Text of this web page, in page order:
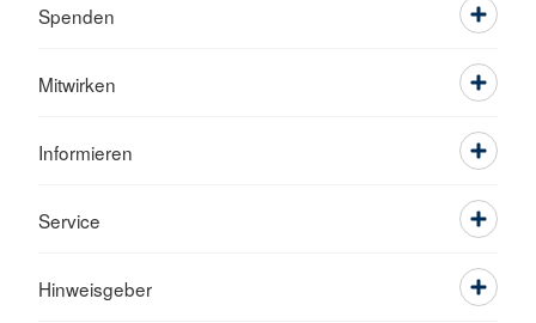
Spenden
Mitwirken
Informieren
Service
Hinweisgeber